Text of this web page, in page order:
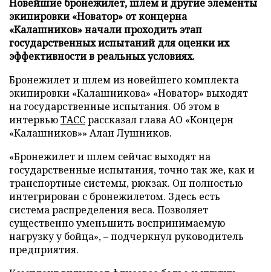
Новейшие бронежилет, шлем и другие элементы
экипировки «Новатор» от концерна
«Калашников» начали проходить этап
государственных испытаний для оценки их
эффективности в реальных условиях.
Бронежилет и шлем из новейшего комплекта
экипировки «Калашникова» «Новатор» выходят
на государственные испытания. Об этом в
интервьюТАССрассказал глава АО «Концерн
«Калашников»» Алан Лушников.
«Бронежилет и шлем сейчас выходят на
государственные испытания, точно так же, как и
транспортные системы, рюкзак. Он полностью
интегрирован с бронежилетом. Здесь есть
система распределения веса. Позволяет
существенно уменьшить воспринимаемую
нагрузку у бойца», – подчеркнул руководитель
предприятия.